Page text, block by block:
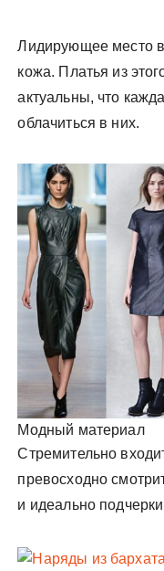
Лидирующее место в
кожа. Платья из
актуальны, что
облачиться в них.
Модный материал
Стремительно
превосходно
и идеально